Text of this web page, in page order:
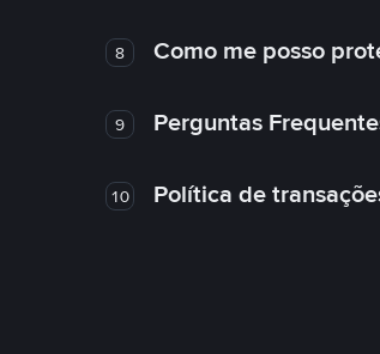
8 Como me posso
9 Perguntas
10 Política de